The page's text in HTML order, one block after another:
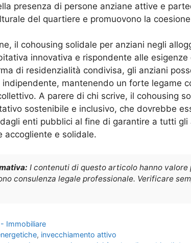
presenza di persone anziane attive e
del quartiere e promuovono la
il cohousing solidale per anziani negli
innovativa e rispondente alle
di residenzialità condivisa, gli anziani
indipendente, mantenendo un forte legame
A parere di chi scrive, il cohousing
sostenibile e inclusivo, che dovrebbe
enti pubblici al fine di garantire a tutti
accogliente e solidale.
I contenuti di questo articolo hanno
consulenza legale professionale. Verificare
Immobiliare
, invecchiamento attivo